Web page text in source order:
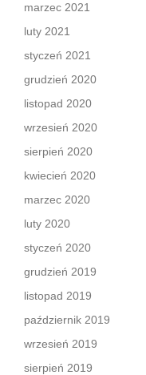
marzec 2021
luty 2021
styczeń 2021
grudzień 2020
listopad 2020
wrzesień 2020
sierpień 2020
kwiecień 2020
marzec 2020
luty 2020
styczeń 2020
grudzień 2019
listopad 2019
październik 2019
wrzesień 2019
sierpień 2019